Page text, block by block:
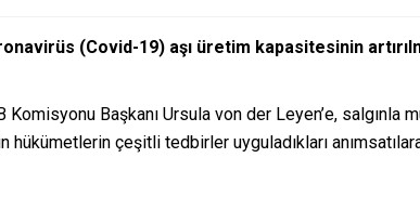
(Covid-19) aşı üretim kapasitesinin
Başkanı Ursula von der Leyen’e, salgınla
çeşitli tedbirler uyguladıkları